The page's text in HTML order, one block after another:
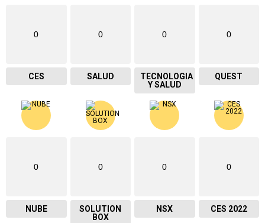
0
CES
0
SALUD
0
TECNOLOGIA
Y SALUD
0
QUEST
0
NUBE
0
SOLUTION
BOX
0
NSX
0
CES 2022